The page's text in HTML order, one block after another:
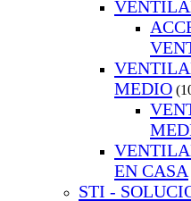
MEDIO
EN CASA
STI -